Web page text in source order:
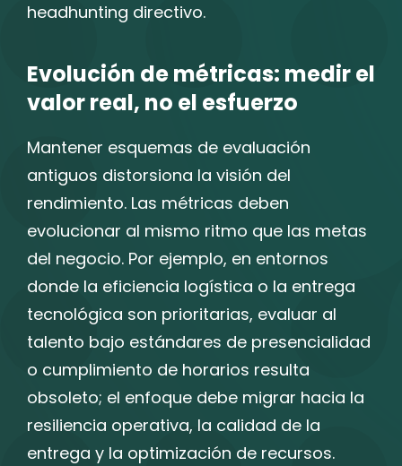
headhunting directivo.
Evolución de métricas: medir el
valor real, no el esfuerzo
Mantener esquemas de evaluación
antiguos distorsiona la visión del
rendimiento. Las métricas deben
evolucionar al mismo ritmo que las metas
del negocio. Por ejemplo, en entornos
donde la eficiencia logística o la entrega
tecnológica son prioritarias, evaluar al
talento bajo estándares de presencialidad
o cumplimiento de horarios resulta
obsoleto; el enfoque debe migrar hacia la
resiliencia operativa, la calidad de la
entrega y la optimización de recursos.